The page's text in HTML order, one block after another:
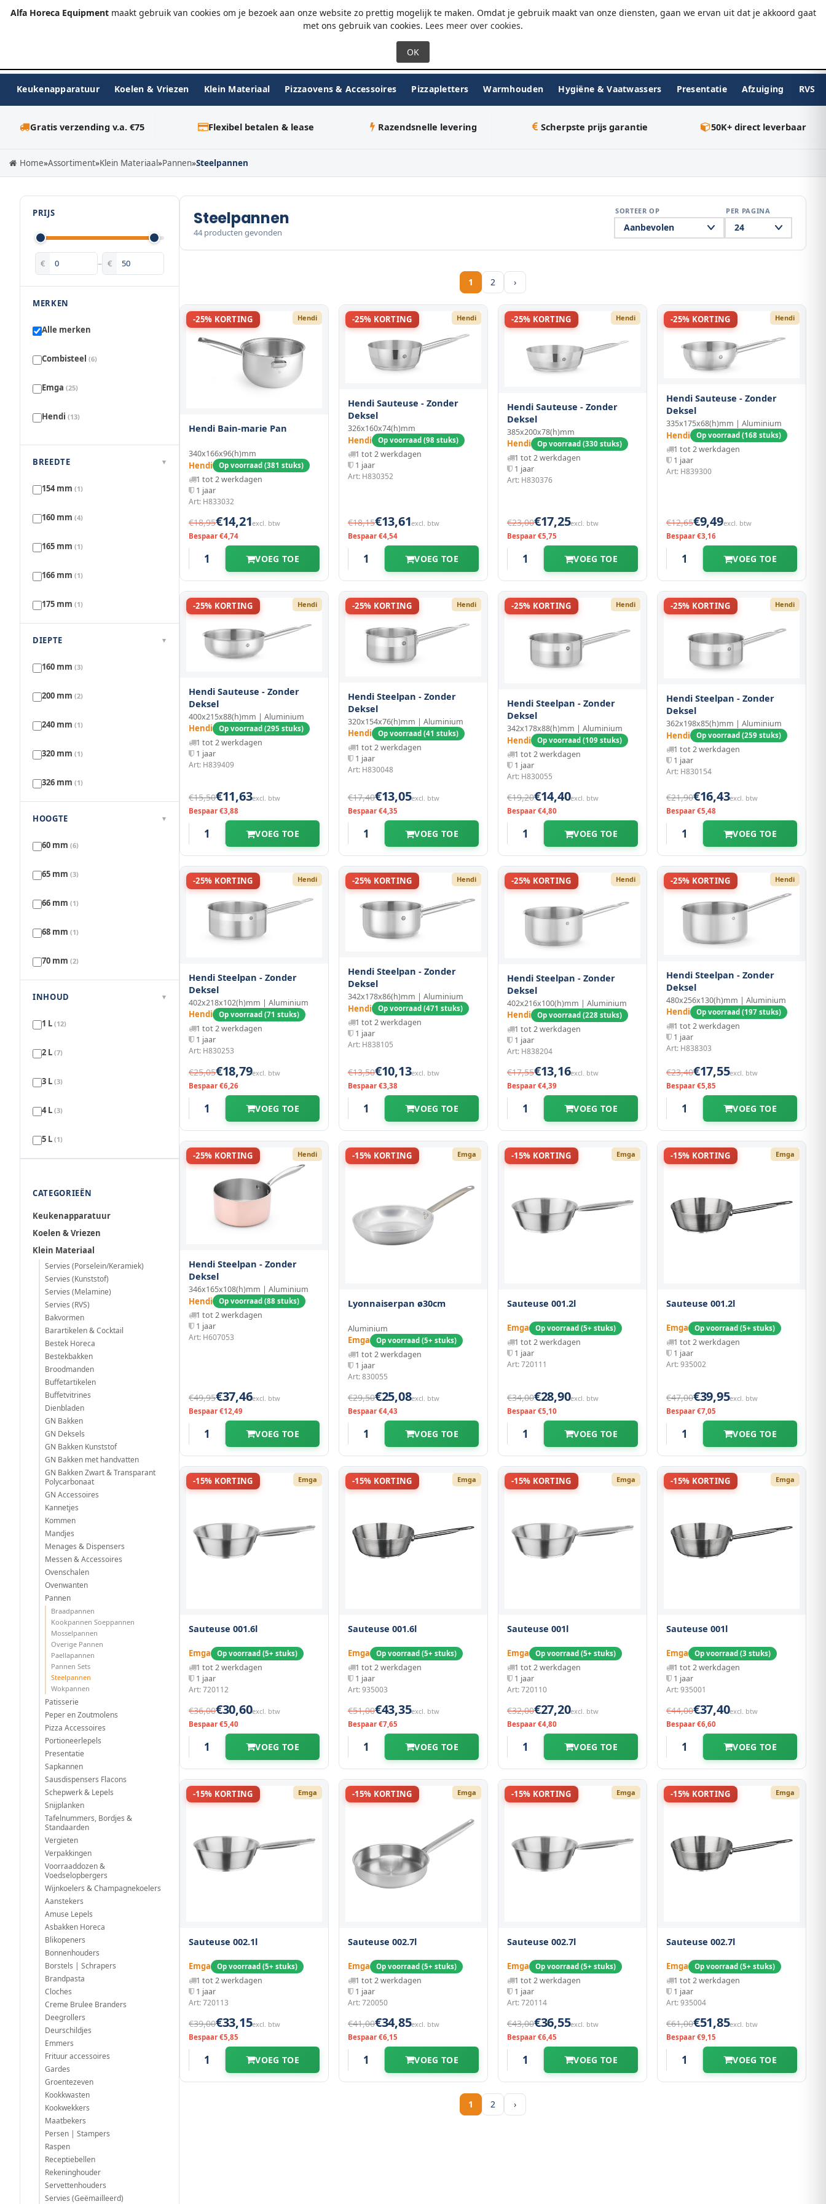
Alfa Horeca Equipmentmaakt gebruik van cookies om je bezoek aan onze website zo prettig mogelijk te maken. Omdat je gebruik maakt van onze diensten, gaan we ervan uit dat je akkoord gaat
met ons gebruik van cookies. Lees meer over cookies.
+31 (0)23-576 9984 info@alfahoreca.nl Ma-Vr 09:00 - 18:00 WhatsApp ★★★★★9.7/10WebwinkelKeur Gratis verzending v.a. €75
Keukenapparatuur Koelen & Vriezen Klein Materiaal Pizzaovens & Accessoires Pizzapletters Warmhouden Hygiëne & Vaatwassers Presentatie Afzuiging RVS
Gratis verzending v.a. €75 Flexibel betalen & lease Razendsnelle levering Scherpste prijs garantie 50K+ direct leverbaar
Home»Assortiment»Klein Materiaal»Pannen»Steelpannen
PRIJS
€ – €
MERKEN
Alle merken
Combisteel (6)
Emga (25)
Hendi (13)
BREEDTE ▾
154 mm (1)
160 mm (4)
165 mm (1)
166 mm (1)
175 mm (1)
198 mm
200 mm
215 mm
216 mm
218 mm
DIEPTE ▾
160 mm (3)
200 mm (2)
240 mm (1)
320 mm (1)
326 mm (1)
340 mm
342 mm
346 mm
362 mm
385 mm
HOOGTE ▾
60 mm (6)
65 mm (3)
66 mm (1)
68 mm (1)
70 mm (2)
74 mm
75 mm
76 mm
78 mm
85 mm
86 mm
88 mm(2)
90 mm(2)
96 mm(1)
100 mm(4)
102 mm(1)
108 mm(1)
110 mm
120 mm(2)
130 mm(2)
140 mm(2)
INHOUD ▾
1 L (12)
2 L (7)
3 L (3)
4 L (3)
5 L (1)
8 L(1)
CATEGORIEËN
Keukenapparatuur
Koelen & Vriezen
Klein Materiaal
Servies (Porselein/Keramiek)
Servies (Kunststof)
Servies (Melamine)
Servies (RVS)
Bakvormen
Barartikelen & Cocktail
Bestek Horeca
Bestekbakken
Broodmanden
Buffetartikelen
Buffetvitrines
Dienbladen
GN Bakken
GN Deksels
GN Bakken Kunststof
GN Bakken met handvatten
GN Bakken Zwart & Transparant
Polycarbonaat
GN Accessoires
Kannetjes
Kommen
Mandjes
Menages & Dispensers
Messen & Accessoires
Ovenschalen
Ovenwanten
Pannen
Braadpannen
Kookpannen Soeppannen
Mosselpannen
Overige Pannen
Paellapannen
Pannen Sets
Steelpannen
Wokpannen
Patisserie
Peper en Zoutmolens
Pizza Accessoires
Portioneerlepels
Presentatie
Sapkannen
Sausdispensers Flacons
Schepwerk & Lepels
Snijplanken
Tafelnummers, Bordjes &
Standaarden
Vergieten
Verpakkingen
Voorraaddozen &
Voedselopbergers
Wijnkoelers & Champagnekoelers
Aanstekers
Amuse Lepels
Asbakken Horeca
Blikopeners
Bonnenhouders
Borstels | Schrapers
Brandpasta
Cloches
Creme Brulee Branders
Deegrollers
Deurschildjes
Emmers
Frituur accessoires
Gardes
Groentezeven
Kookkwasten
Kookwekkers
Maatbekers
Persen | Stampers
Raspen
Receptiebellen
Rekeninghouder
Servettenhouders
Servies (Geëmailleerd)
Steelpannen
44 producten gevonden
SORTEER OP PER PAGINA
1 2 ›
-25% KORTING Hendi
Hendi Bain-marie Pan
340x166x96(h)mm
Hendi Op voorraad (381 stuks)
1 tot 2 werkdagen
1 jaar
Art: H833032
€18,95€14,21excl. btw
Bespaar €4,74
VOEG TOE
-25% KORTING Hendi
Hendi Sauteuse - Zonder
Deksel
326x160x74(h)mm
Hendi Op voorraad (98 stuks)
1 tot 2 werkdagen
1 jaar
Art: H830352
€18,15€13,61excl. btw
Bespaar €4,54
VOEG TOE
-25% KORTING Hendi
Hendi Sauteuse - Zonder
Deksel
385x200x78(h)mm
Hendi Op voorraad (330 stuks)
1 tot 2 werkdagen
1 jaar
Art: H830376
€23,00€17,25excl. btw
Bespaar €5,75
VOEG TOE
-25% KORTING Hendi
Hendi Sauteuse - Zonder
Deksel
335x175x68(h)mm | Aluminium
Hendi Op voorraad (168 stuks)
1 tot 2 werkdagen
1 jaar
Art: H839300
€12,65€9,49excl. btw
Bespaar €3,16
VOEG TOE
-25% KORTING Hendi
Hendi Sauteuse - Zonder
Deksel
400x215x88(h)mm | Aluminium
Hendi Op voorraad (295 stuks)
1 tot 2 werkdagen
1 jaar
Art: H839409
€15,50€11,63excl. btw
Bespaar €3,88
VOEG TOE
-25% KORTING Hendi
Hendi Steelpan - Zonder
Deksel
320x154x76(h)mm | Aluminium
Hendi Op voorraad (41 stuks)
1 tot 2 werkdagen
1 jaar
Art: H830048
€17,40€13,05excl. btw
Bespaar €4,35
VOEG TOE
-25% KORTING Hendi
Hendi Steelpan - Zonder
Deksel
342x178x88(h)mm | Aluminium
Hendi Op voorraad (109 stuks)
1 tot 2 werkdagen
1 jaar
Art: H830055
€19,20€14,40excl. btw
Bespaar €4,80
VOEG TOE
-25% KORTING Hendi
Hendi Steelpan - Zonder
Deksel
362x198x85(h)mm | Aluminium
Hendi Op voorraad (259 stuks)
1 tot 2 werkdagen
1 jaar
Art: H830154
€21,90€16,43excl. btw
Bespaar €5,48
VOEG TOE
-25% KORTING Hendi
Hendi Steelpan - Zonder
Deksel
402x218x102(h)mm | Aluminium
Hendi Op voorraad (71 stuks)
1 tot 2 werkdagen
1 jaar
Art: H830253
€25,05€18,79excl. btw
Bespaar €6,26
VOEG TOE
-25% KORTING Hendi
Hendi Steelpan - Zonder
Deksel
342x178x86(h)mm | Aluminium
Hendi Op voorraad (471 stuks)
1 tot 2 werkdagen
1 jaar
Art: H838105
€13,50€10,13excl. btw
Bespaar €3,38
VOEG TOE
-25% KORTING Hendi
Hendi Steelpan - Zonder
Deksel
402x216x100(h)mm | Aluminium
Hendi Op voorraad (228 stuks)
1 tot 2 werkdagen
1 jaar
Art: H838204
€17,55€13,16excl. btw
Bespaar €4,39
VOEG TOE
-25% KORTING Hendi
Hendi Steelpan - Zonder
Deksel
480x256x130(h)mm | Aluminium
Hendi Op voorraad (197 stuks)
1 tot 2 werkdagen
1 jaar
Art: H838303
€23,40€17,55excl. btw
Bespaar €5,85
VOEG TOE
-25% KORTING Hendi
Hendi Steelpan - Zonder
Deksel
346x165x108(h)mm | Aluminium
Hendi Op voorraad (88 stuks)
1 tot 2 werkdagen
1 jaar
Art: H607053
€49,95€37,46excl. btw
Bespaar €12,49
VOEG TOE
-15% KORTING Emga
Lyonnaiserpan ø30cm
Aluminium
Emga Op voorraad (5+ stuks)
1 tot 2 werkdagen
1 jaar
Art: 830055
€29,50€25,08excl. btw
Bespaar €4,43
VOEG TOE
-15% KORTING Emga
Sauteuse 001.2l
Emga Op voorraad (5+ stuks)
1 tot 2 werkdagen
1 jaar
Art: 720111
€34,00€28,90excl. btw
Bespaar €5,10
VOEG TOE
-15% KORTING Emga
Sauteuse 001.2l
Emga Op voorraad (5+ stuks)
1 tot 2 werkdagen
1 jaar
Art: 935002
€47,00€39,95excl. btw
Bespaar €7,05
VOEG TOE
-15% KORTING Emga
Sauteuse 001.6l
Emga Op voorraad (5+ stuks)
1 tot 2 werkdagen
1 jaar
Art: 720112
€36,00€30,60excl. btw
Bespaar €5,40
VOEG TOE
-15% KORTING Emga
Sauteuse 001.6l
Emga Op voorraad (5+ stuks)
1 tot 2 werkdagen
1 jaar
Art: 935003
€51,00€43,35excl. btw
Bespaar €7,65
VOEG TOE
-15% KORTING Emga
Sauteuse 001l
Emga Op voorraad (5+ stuks)
1 tot 2 werkdagen
1 jaar
Art: 720110
€32,00€27,20excl. btw
Bespaar €4,80
VOEG TOE
-15% KORTING Emga
Sauteuse 001l
Emga Op voorraad (3 stuks)
1 tot 2 werkdagen
1 jaar
Art: 935001
€44,00€37,40excl. btw
Bespaar €6,60
VOEG TOE
-15% KORTING Emga
Sauteuse 002.1l
Emga Op voorraad (5+ stuks)
1 tot 2 werkdagen
1 jaar
Art: 720113
€39,00€33,15excl. btw
Bespaar €5,85
VOEG TOE
-15% KORTING Emga
Sauteuse 002.7l
Emga Op voorraad (5+ stuks)
1 tot 2 werkdagen
1 jaar
Art: 720050
€41,00€34,85excl. btw
Bespaar €6,15
VOEG TOE
-15% KORTING Emga
Sauteuse 002.7l
Emga Op voorraad (5+ stuks)
1 tot 2 werkdagen
1 jaar
Art: 720114
€43,00€36,55excl. btw
Bespaar €6,45
VOEG TOE
-15% KORTING Emga
Sauteuse 002.7l
Emga Op voorraad (5+ stuks)
1 tot 2 werkdagen
1 jaar
Art: 935004
€61,00€51,85excl. btw
Bespaar €9,15
VOEG TOE
1 2 ›